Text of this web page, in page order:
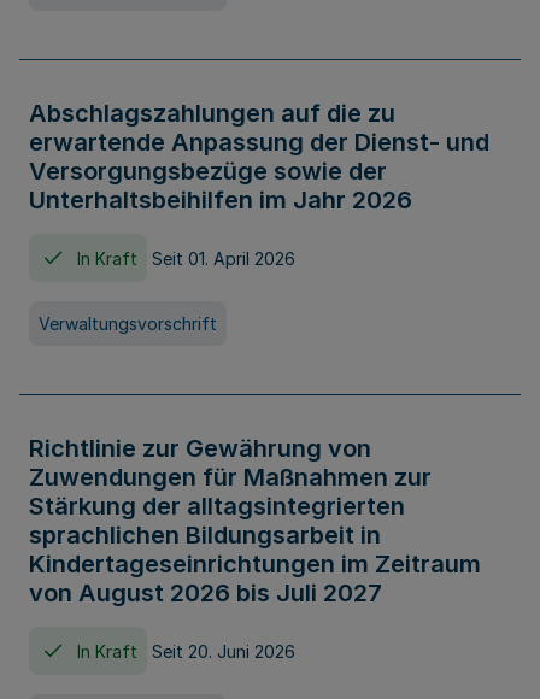
Abschlagszahlungen auf die zu
erwartende Anpassung der Dienst- und
Versorgungsbezüge sowie der
Unterhaltsbeihilfen im Jahr 2026
In Kraft Seit 01. April 2026
Verwaltungsvorschrift
Richtlinie zur Gewährung von
Zuwendungen für Maßnahmen zur
Stärkung der alltagsintegrierten
sprachlichen Bildungsarbeit in
Kindertageseinrichtungen im Zeitraum
von August 2026 bis Juli 2027
In Kraft Seit 20. Juni 2026